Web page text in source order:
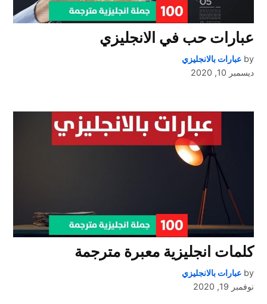
عبارات حب في الانجليزي
by عبارات بالانجليزي
ديسمبر 10, 2020
كلمات انجليزية معبرة مترجمة
by عبارات بالانجليزي
نوفمبر 19, 2020